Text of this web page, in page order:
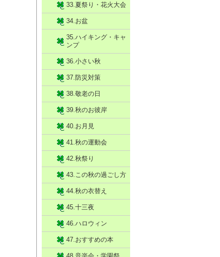
33.夏祭り・花火大会
34.お盆
35.ハイキング・キャ
ンプ
36.小さい秋
37.防災対策
38.敬老の日
39.秋のお彼岸
40.お月見
41.秋の運動会
42.秋祭り
43.この秋の過ごし方
44.秋の衣替え
45.十三夜
46.ハロウィン
47.おすすめの本
48.音楽会・学園祭